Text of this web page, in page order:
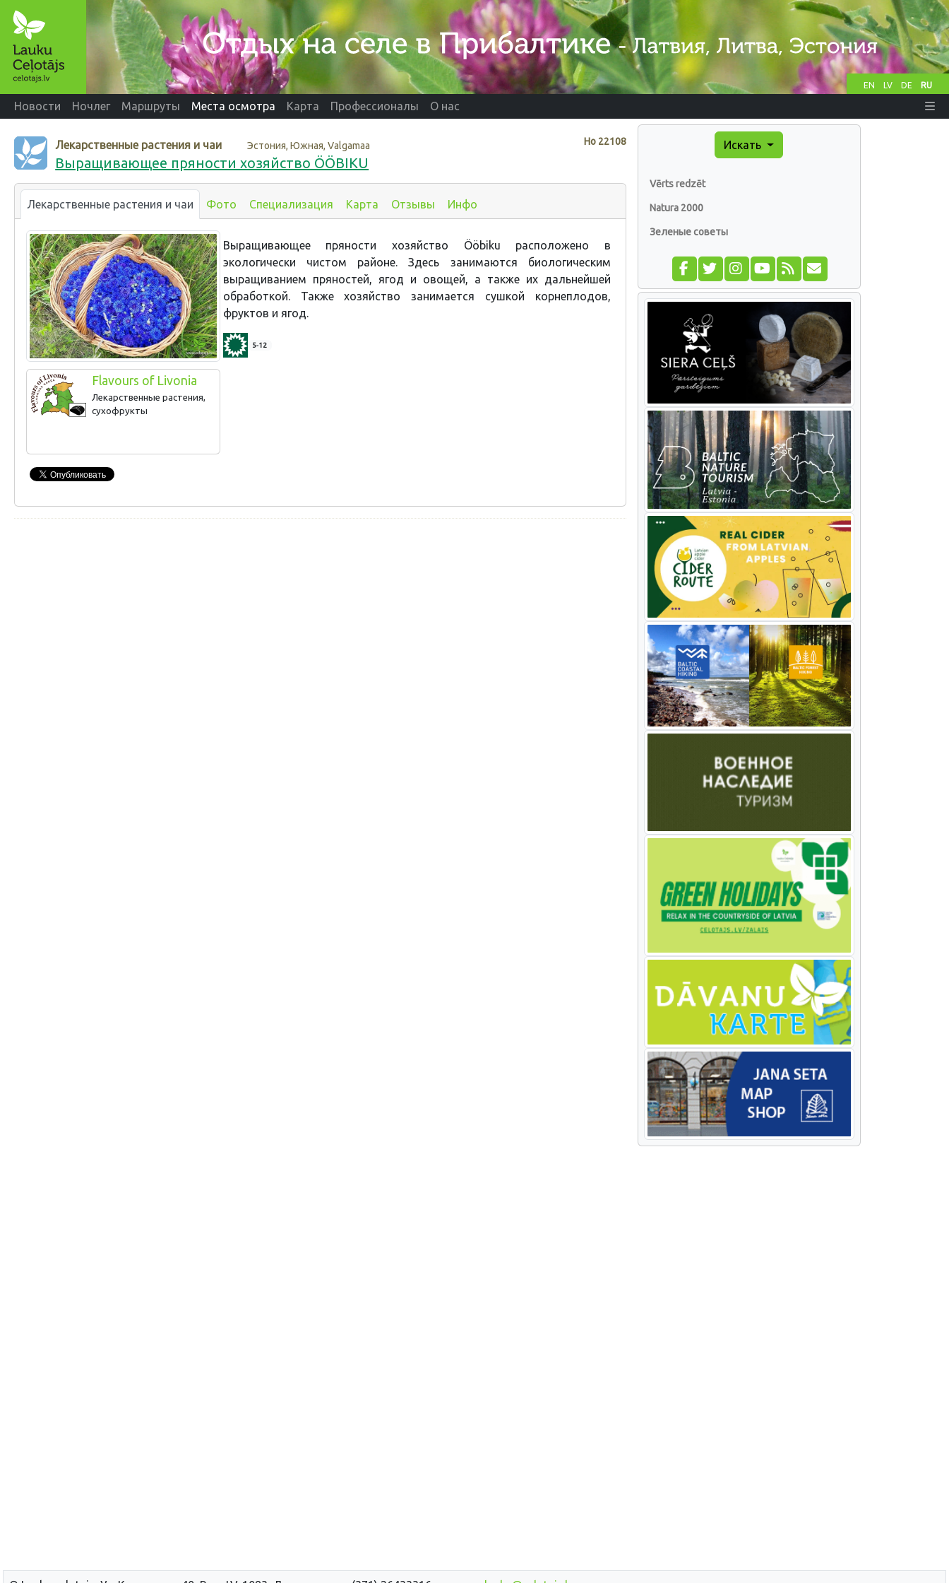
EN LV DE RU
Новости Ночлег Маршруты Места осмотра Карта Профессионалы О нас
Нo 22108
Лекарственные растения и чаи Эстония, Южная, Valgamaa
Выращивающее пряности хозяйство ÖÖBIKU
Лекарственные растения и чаи Фото Специализация Карта Отзывы Инфо
Flavours of Livonia
Лекарственные растения,
сухофрукты
Выращивающее пряности хозяйство Ööbiku расположено в
экологически чистом районе. Здесь занимаются биологическим
выращиванием пряностей, ягод и овощей, а также их дальнейшей
обработкой. Также хозяйство занимается сушкой корнеплодов,
фруктов и ягод.
5-12
Искать
Vērts redzēt
Natura 2000
Зеленые советы